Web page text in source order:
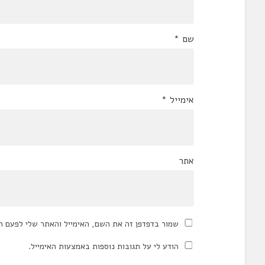
שם *
אימייל *
אתר
שמור בדפדפן זה את השם, האימייל והאתר שלי לפעם
הודע לי על תגובות נוספות באמצעות האימייל.